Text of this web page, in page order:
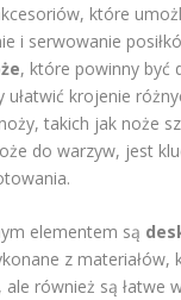
które
i serwowanie
, które powinny być
krojenie
takich jak noże
do warzyw, jest
elementem są
z materiałów,
ale również są łatwe